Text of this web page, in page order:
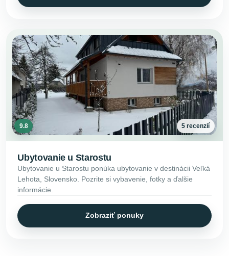
9.8 5 recenzií
Ubytovanie u Starostu
Ubytovanie u Starostu ponúka ubytovanie v destinácii Veľká
Lehota, Slovensko. Pozrite si vybavenie, fotky a ďalšie
informácie.
Zobraziť ponuky